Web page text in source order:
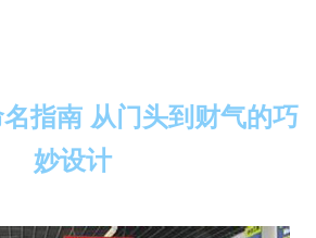
指南 从门头到财气的巧
妙设计